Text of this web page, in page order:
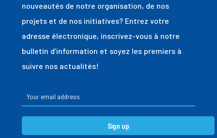
nouveautés de notre organisation, de nos
projets et de nos initiatives? Entrez votre
adresse électronique, inscrivez-vous à notre
bulletin d’information et soyez les premiers à
suivre nos actualités!